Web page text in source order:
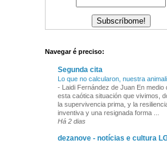
Navegar é preciso:
Segunda cita
Lo que no calcularon, nuestra
- Laidi Fernández de Juan En medio
esta caótica situación que vivimos,
la supervivencia prima, y la
inventiva y una resignada forma ...
Há 2 dias
dezanove - notícias e cultura